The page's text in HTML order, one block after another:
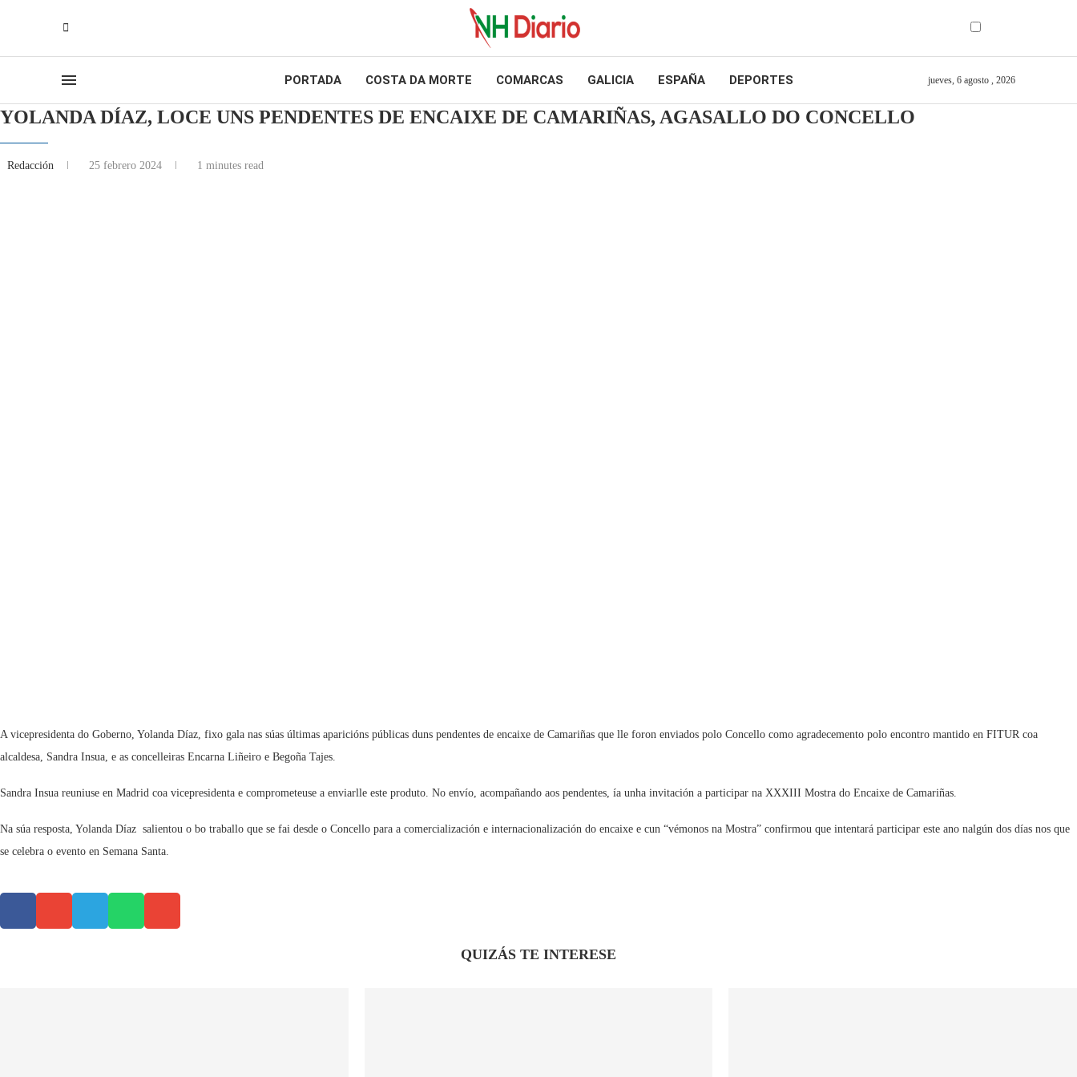
PORTADA COSTA DA MORTE COMARCAS GALICIA ESPAÑA DEPORTES jueves, 6 agosto , 2026
YOLANDA DÍAZ, LOCE UNS PENDENTES DE ENCAIXE DE CAMARIÑAS, AGASALLO DO CONCELLO
Redacción 25 febrero 2024 1 minutes read
A vicepresidenta do Goberno, Yolanda Díaz, fixo gala nas súas últimas aparicións públicas duns pendentes de encaixe de Camariñas que lle foron enviados polo Concello como agradecemento polo encontro mantido en FITUR coa
alcaldesa, Sandra Insua, e as concelleiras Encarna Liñeiro e Begoña Tajes.
Sandra Insua reuniuse en Madrid coa vicepresidenta e comprometeuse a enviarlle este produto. No envío, acompañando aos pendentes, ía unha invitación a participar na XXXIII Mostra do Encaixe de Camariñas.
Na súa resposta, Yolanda Díaz salientou o bo traballo que se fai desde o Concello para a comercialización e internacionalización do encaixe e cun “vémonos na Mostra” confirmou que intentará participar este ano nalgún dos días nos que
se celebra o evento en Semana Santa.
QUIZÁS TE INTERESE